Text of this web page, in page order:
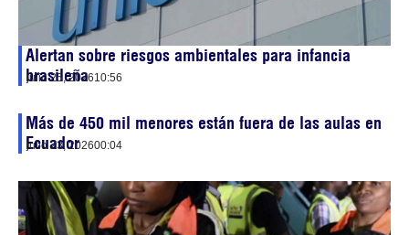
Alertan sobre riesgos ambientales para infancia
brasileña
julio 25, 202610:56
Más de 450 mil menores están fuera de las aulas en
Ecuador
julio 23, 202600:04